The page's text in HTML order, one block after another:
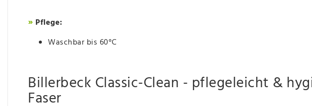
» Pflege:
Waschbar bis 60°C
Billerbeck Classic-Clean - pflegeleicht &
Faser